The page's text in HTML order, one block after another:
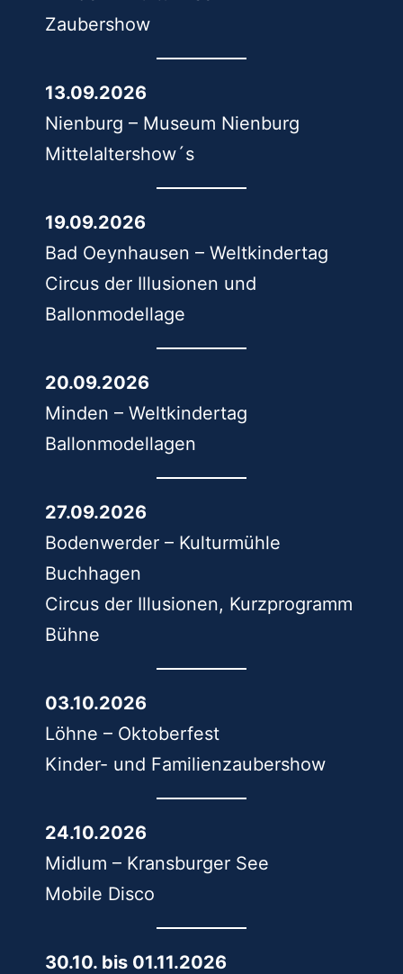
Zaubershow
13.09.2026
Nienburg – Museum Nienburg
Mittelaltershow´s
19.09.2026
Bad Oeynhausen – Weltkindertag
Circus der Illusionen und
Ballonmodellage
20.09.2026
Minden – Weltkindertag
Ballonmodellagen
27.09.2026
Bodenwerder – Kulturmühle
Buchhagen
Circus der Illusionen, Kurzprogramm
Bühne
03.10.2026
Löhne – Oktoberfest
Kinder- und Familienzaubershow
24.10.2026
Midlum – Kransburger See
Mobile Disco
30.10. bis 01.11.2026